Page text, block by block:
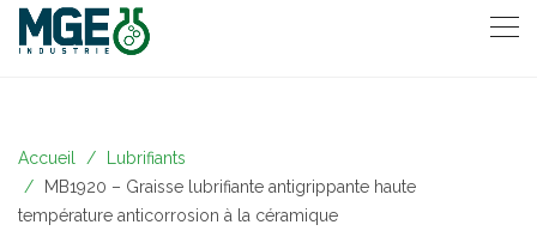
Accueil
Lubrifiants
MB1920 – Graisse lubrifiante antigrippante haute
température anticorrosion à la céramique